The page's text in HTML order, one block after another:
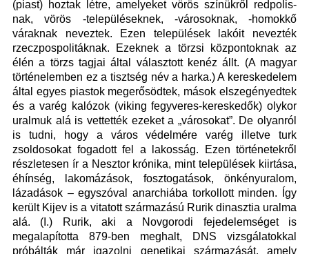
(piast) hoztak létre, amelyeket vörös színükről redpolis-
nak, vörös -településeknek, -városoknak, -homokkő
váraknak neveztek. Ezen települések lakóit nevezték
rzeczpospolitáknak. Ezeknek a törzsi központoknak az
élén a törzs tagjai által választott kenéz állt. (A magyar
történelemben ez a tisztség név a harka.) A kereskedelem
által egyes piastok megerősödtek, mások elszegényedtek
és a varég kalózok (viking fegyveres-kereskedők) olykor
uralmuk alá is vettették ezeket a „városokat”. De olyanról
is tudni, hogy a város védelmére varég illetve turk
zsoldosokat fogadott fel a lakosság. Ezen történetekről
részletesen ír a Nesztor krónika, mint települések kiirtása,
éhínség, lakomázások, fosztogatások, önkényuralom,
lázadások – egyszóval anarchiába torkollott minden. Így
került Kijev is a vitatott származású Rurik dinasztia uralma
alá. (I.) Rurik, aki a Novgorodi fejedelemséget is
megalapította 879-ben meghalt, DNS vizsgálatokkal
próbálták már igazolni genetikai származását, amely